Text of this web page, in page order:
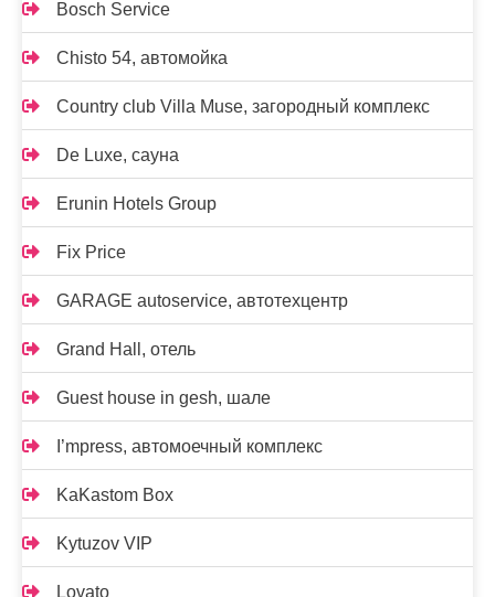
Bosch Service
Chisto 54, автомойка
Country club Villa Muse, загородный комплекс
De Luxe, сауна
Erunin Hotels Group
Fix Price
GARAGE autoservice, автотехцентр
Grand Hall, отель
Guest house in gesh, шале
I’mpress, автомоечный комплекс
KaKastom Box
Kytuzov VIP
Lovato